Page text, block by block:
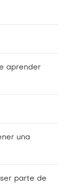
aprender
una
parte de